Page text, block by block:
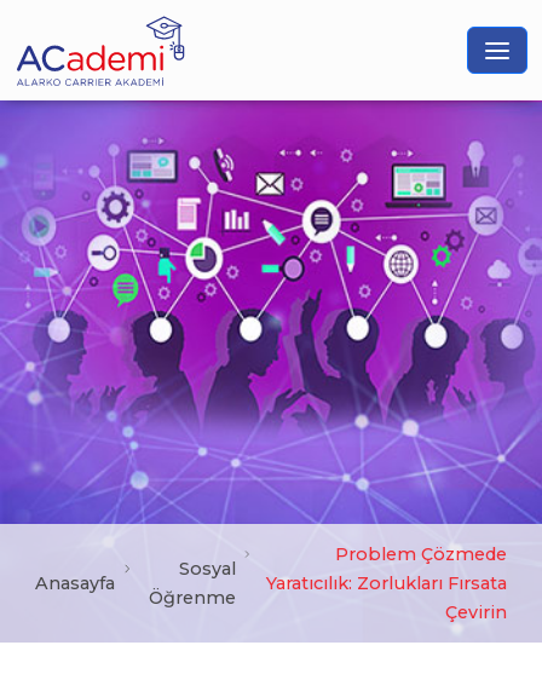
Anasayfa
Sosyal
Öğrenme
Problem Çözmede
Yaratıcılık: Zorlukları Fırsata
Çevirin